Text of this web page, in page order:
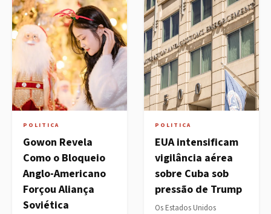
POLITICA
Gowon Revela
Como o Bloqueio
Anglo-Americano
Forçou Aliança
Soviética
POLITICA
EUA intensificam
vigilância aérea
sobre Cuba sob
pressão de Trump
Os Estados Unidos